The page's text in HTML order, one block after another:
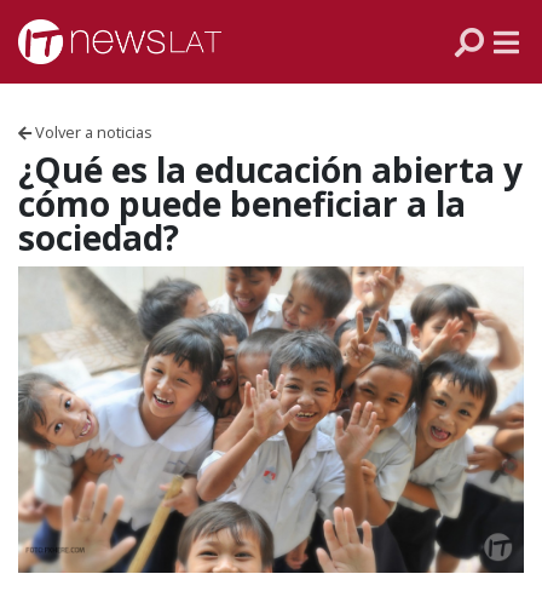
Skip to content
Volver a noticias
¿Qué es la educación abierta y
cómo puede beneficiar a la
sociedad?
VENEZUELA
ECUADOR
PERÚ
CHILE
ARGENTINA
MÉXICO